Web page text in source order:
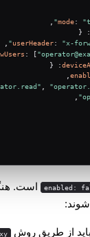
mode:
: {
userHeader: "x-
: [
: {
enabled: است.